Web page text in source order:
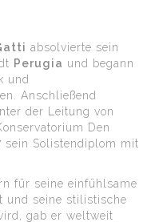
absolvierte sein
Perugia und begann
und
Anschließend
der Leitung von
Den
sein Solistendiplom mit
für seine einfühlsame
und seine stilistische
gab er weltweit